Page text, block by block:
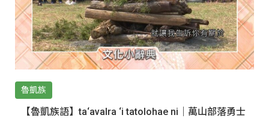
魯凱族
【魯凱族語】ta‘avalra ‘i tatolohae ni｜萬山部落勇士